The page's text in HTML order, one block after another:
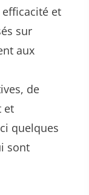
et
sur
aux
de
et
quelques
sont